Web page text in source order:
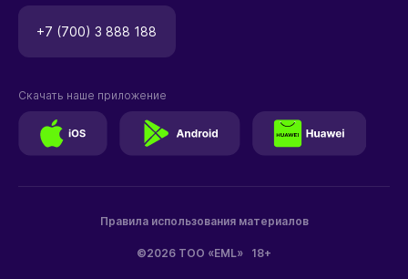
+7 (700) 3 888 188
©2026 ТОО «EML» 18+
Правила использования материалов
Скачать наше приложение